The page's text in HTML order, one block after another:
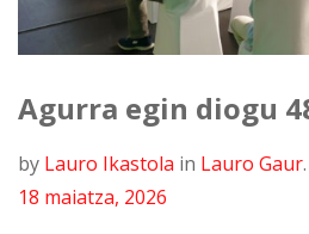
Agurra egin diogu
by Lauro Ikastola in Lauro Gaur.
18 maiatza, 2026